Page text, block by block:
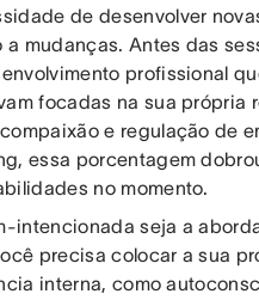
de desenvolver
a mudanças. Antes das
profissional
focadas na sua
e regulação de
essa porcentagem
no momento.
intencionada seja a
precisa colocar a sua
interna, como